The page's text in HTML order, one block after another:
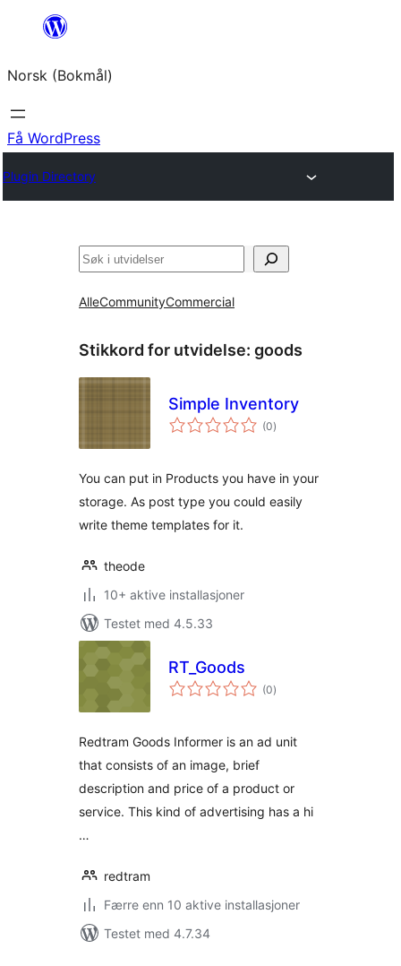
Hopp
innhold
Norsk (Bokmål)
Få WordPress
Plugin Directory
Søk
AlleCommunityCommercial
Stikkord for utvidelse: goods
Simple Inventory
(0totale
vurderinger
)
You can put in Products you have in your
storage. As post type you could easily
write theme templates for it.
theode
10+ aktive installasjoner
Testet med 4.5.33
RT_Goods
(0totale
vurderinger
)
Redtram Goods Informer is an ad unit
that consists of an image, brief
description and price of a product or
service. This kind of advertising has a hi
…
redtram
Færre enn 10 aktive installasjoner
Testet med 4.7.34